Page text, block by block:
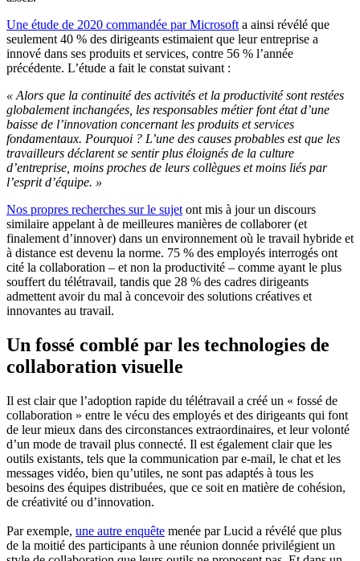
Une étude de 2020 commandée par Microsoft a ainsi révélé que
seulement 40 % des dirigeants estimaient que leur entreprise a
innové dans ses produits et services, contre 56 % l’année
précédente. L’étude a fait le constat suivant :
« Alors que la continuité des activités et la productivité sont restées
globalement inchangées, les responsables métier font état d’une
baisse de l’innovation concernant les produits et services
fondamentaux. Pourquoi ? L’une des causes probables est que les
travailleurs déclarent se sentir plus éloignés de la culture
d’entreprise, moins proches de leurs collègues et moins liés par
l’esprit d’équipe. »
Nos propres recherches sur le sujet ont mis à jour un discours
similaire appelant à de meilleures manières de collaborer (et
finalement d’innover) dans un environnement où le travail hybride et
à distance est devenu la norme. 75 % des employés interrogés ont
cité la collaboration – et non la productivité – comme ayant le plus
souffert du télétravail, tandis que 28 % des cadres dirigeants
admettent avoir du mal à concevoir des solutions créatives et
innovantes au travail.
Un fossé comblé par les technologies de
collaboration visuelle
Il est clair que l’adoption rapide du télétravail a créé un « fossé de
collaboration » entre le vécu des employés et des dirigeants qui font
de leur mieux dans des circonstances extraordinaires, et leur volonté
d’un mode de travail plus connecté. Il est également clair que les
outils existants, tels que la communication par e-mail, le chat et les
messages vidéo, bien qu’utiles, ne sont pas adaptés à tous les
besoins des équipes distribuées, que ce soit en matière de cohésion,
de créativité ou d’innovation.
Par exemple, une autre enquête menée par Lucid a révélé que plus
de la moitié des participants à une réunion donnée privilégient un